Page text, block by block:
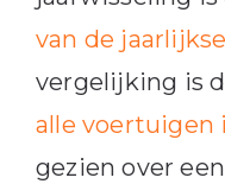
van de
vergelijking is
alle voertuigen
gezien over